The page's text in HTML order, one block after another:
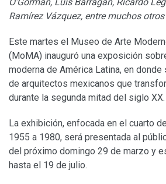
Ramírez Vázquez, entre muchos otros
Este martes el Museo de Arte
(MoMA) inauguró una exposición
moderna de América Latina, en
de arquitectos mexicanos que
durante la segunda mitad del siglo XX.
La exhibición, enfocada en el cuarto
1955 a 1980, será presentada al
del próximo domingo 29 de marzo y
hasta el 19 de julio.